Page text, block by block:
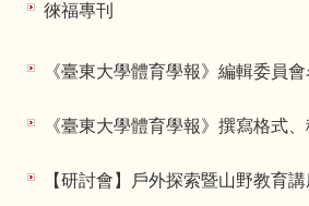
徠福專刊
《臺東大學體育學報》編輯委員
《臺東大學體育學報》撰寫格式
【研討會】戶外探索暨山野教育講